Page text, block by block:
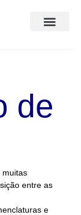
de
muitas
entre as
e